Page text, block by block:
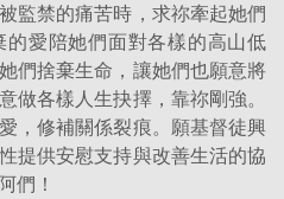
監禁的痛苦時，求祢牽起她們
愛陪她們面對各樣的高山低
們捨棄生命，讓她們也願意將
做各樣人生抉擇，靠祢剛強。
，修補關係裂痕。願基督徒興
提供安慰支持與改善生活的協
們！